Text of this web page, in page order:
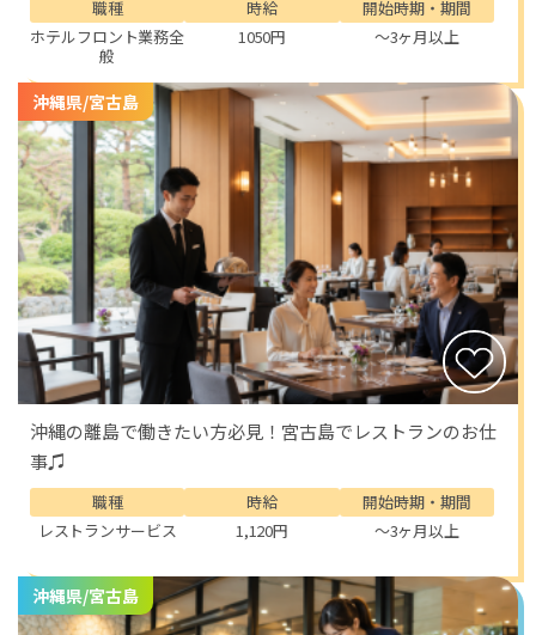
職種
ホテルフロント業務全
般
時給
1050円
開始時期・期間
～3ヶ月以上
沖縄県/宮古島
沖縄の離島で働きたい方必見！宮古島でレストランのお仕
事♫
職種
レストランサービス
時給
1,120円
開始時期・期間
～3ヶ月以上
沖縄県/宮古島